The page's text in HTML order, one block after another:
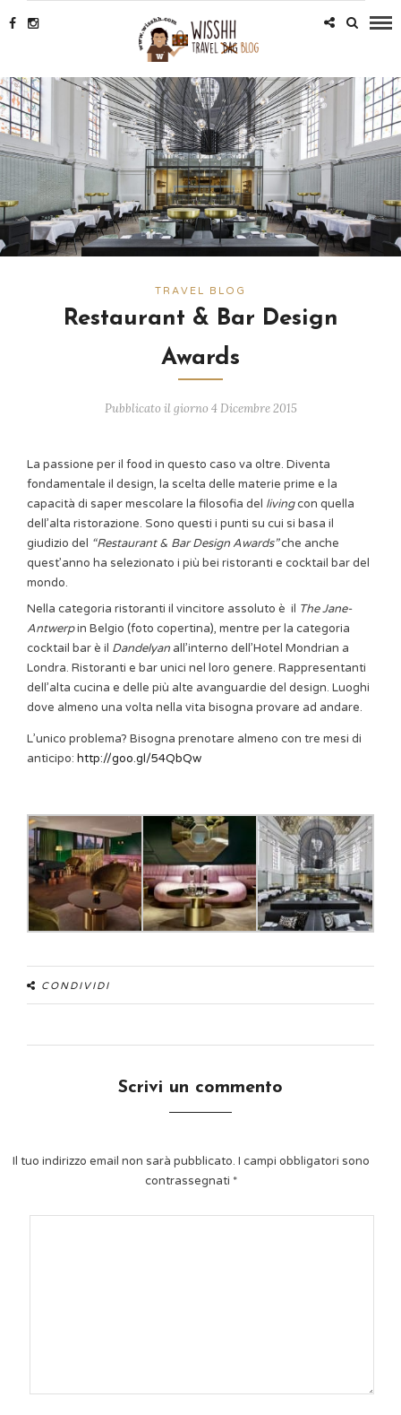
TRAVEL BLOG
Restaurant & Bar Design
Awards
Pubblicato il giorno 4 Dicembre 2015
La passione per il food in questo caso va oltre. Diventa
fondamentale il design, la scelta delle materie prime e la
capacità di saper mescolare la filosofia del livingcon quella
dell’alta ristorazione. Sono questi i punti su cui si basa il
giudizio del “Restaurant & Bar Design Awards”che anche
quest’anno ha selezionato i più bei ristoranti e cocktail bar del
mondo.
Nella categoria ristoranti il vincitore assoluto è il The Jane-
Antwerpin Belgio (foto copertina), mentre per la categoria
cocktail bar è il Dandelyan all’interno dell’Hotel Mondrian a
Londra. Ristoranti e bar unici nel loro genere. Rappresentanti
dell’alta cucina e delle più alte avanguardie del design. Luoghi
dove almeno una volta nella vita bisogna provare ad andare.
L’unico problema? Bisogna prenotare almeno con tre mesi di
anticipo: http://goo.gl/54QbQw
CONDIVIDI
Scrivi un commento
Il tuo indirizzo email non sarà pubblicato. I campi obbligatori sono
contrassegnati *